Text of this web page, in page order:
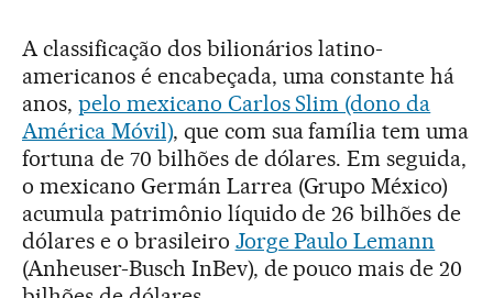
A classificação dos bilionários latino-
americanos é encabeçada, uma constante há
anos, pelo mexicano Carlos Slim (dono da
América Móvil), que com sua família tem uma
fortuna de 70 bilhões de dólares. Em seguida,
o mexicano Germán Larrea (Grupo México)
acumula patrimônio líquido de 26 bilhões de
dólares e o brasileiro Jorge Paulo Lemann
(Anheuser-Busch InBev), de pouco mais de 20